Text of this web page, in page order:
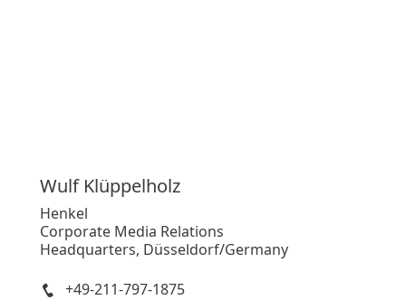
Wulf Klüppelholz
Henkel
Corporate Media Relations
Headquarters, Düsseldorf/Germany
+49-211-797-1875